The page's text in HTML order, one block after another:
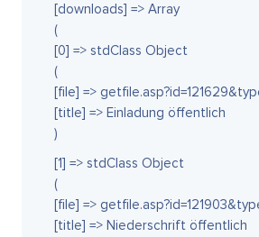
[downloads] => Array
(
[0] => stdClass Object
(
[file] =>
[title] => Einladung öffentlich
)
[1] => stdClass Object
(
[file] =>
[title] => Niederschrift öffentlich